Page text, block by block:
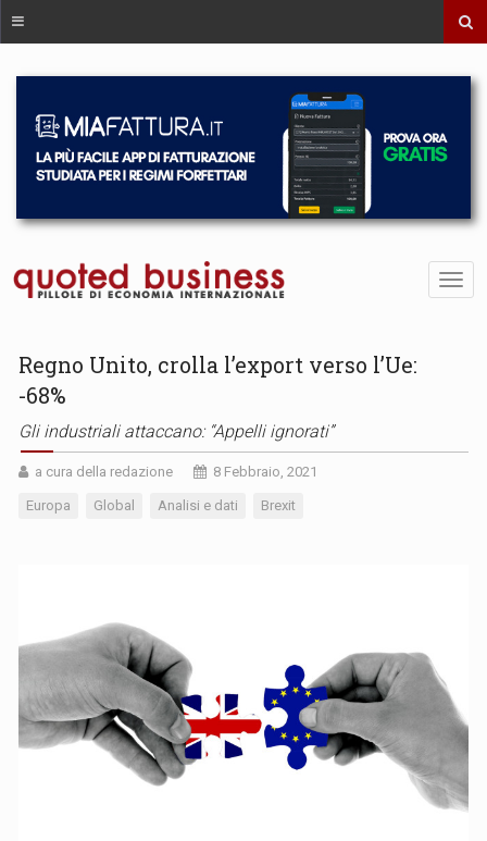
Regno Unito, crolla l’export verso l’Ue:
-68%
Gli industriali attaccano: “Appelli ignorati”
a cura della redazione 8 Febbraio, 2021
Europa Global Analisi e dati Brexit